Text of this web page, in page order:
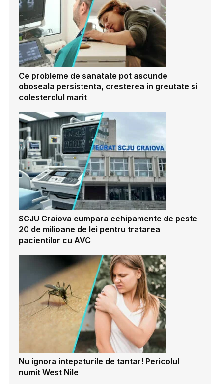
Ce probleme de sanatate pot ascunde
oboseala persistenta, cresterea in greutate si
colesterolul marit
SCJU Craiova cumpara echipamente de peste
20 de milioane de lei pentru tratarea
pacientilor cu AVC
Nu ignora intepaturile de tantar! Pericolul
numit West Nile